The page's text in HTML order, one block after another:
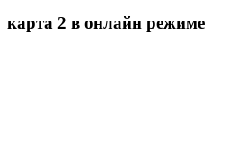
карта 2 в онлайн режиме